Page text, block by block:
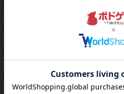
1件の投稿
2件の投稿
紹介文あり 2件の投稿
宵と暁の呪文書
紹介文あり 8件の投稿